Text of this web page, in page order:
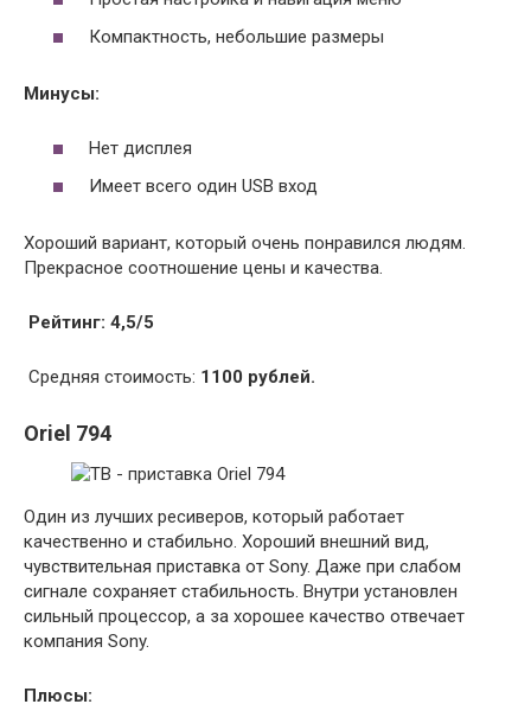
Компактность, небольшие размеры
Минусы:
Нет дисплея
Имеет всего один USB вход
Хороший вариант, который очень понравился людям.
Прекрасное соотношение цены и качества.
Рейтинг: 4,5/5
Средняя стоимость: 1100 рублей.
Oriel 794
Один из лучших ресиверов, который работает
качественно и стабильно. Хороший внешний вид,
чувствительная приставка от Sony. Даже при слабом
сигнале сохраняет стабильность. Внутри установлен
сильный процессор, а за хорошее качество отвечает
компания Sony.
Плюсы: